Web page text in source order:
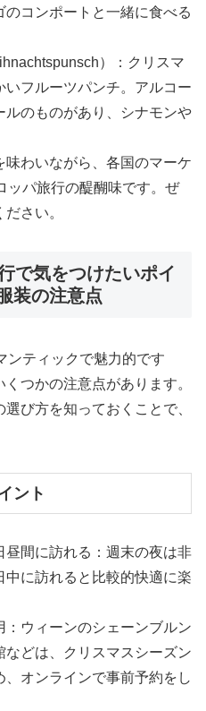
コンポートと一緒に食べる
）：クリスマ
フルーツパンチ。アルコー
ルのものがあり、シナモンや
わいながら、各国のマーケ
ッパ旅行の醍醐味です。ぜ
さい。
で気をつけたいポイ
装の注意点
ンティックで魅力的です
つかの注意点があります。
び方を知っておくことで、
ント
昼間に訪れる：週末の夜は非
に訪れると比較的快適に楽
：ウィーンのシェーンブルン
どは、クリスマスシーズン
オンラインで事前予約をし